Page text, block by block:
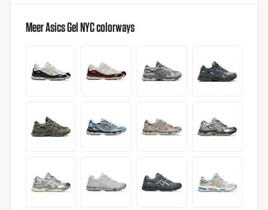
Meer Asics Gel NYC colorways